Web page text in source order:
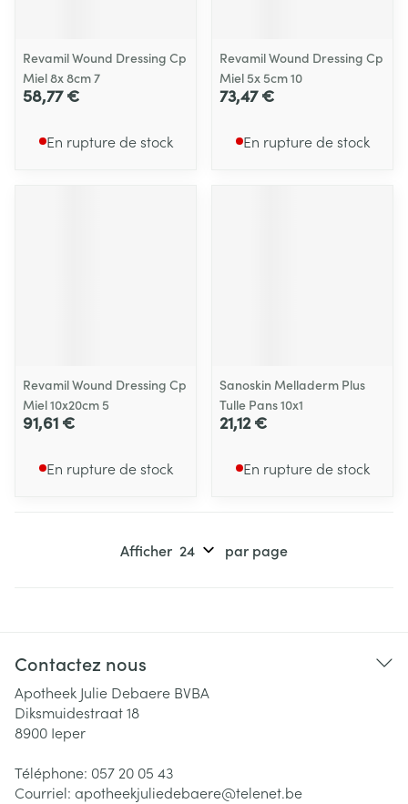
Revamil Wound Dressing Cp
Miel 8x 8cm 7
58,77 €
En rupture de stock
Revamil Wound Dressing Cp
Miel 5x 5cm 10
73,47 €
En rupture de stock
Revamil Wound Dressing Cp
Miel 10x20cm 5
91,61 €
En rupture de stock
Sanoskin Melladerm Plus
Tulle Pans 10x1
21,12 €
En rupture de stock
Afficher par page
Contactez nous
Apotheek Julie Debaere BVBA
Diksmuidestraat 18
8900 Ieper
Téléphone: 057 20 05 43
Courriel: apotheekjuliedebaere@telenet.be